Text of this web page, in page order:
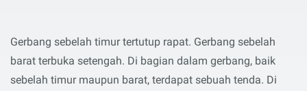
Gerbang sebelah timur tertutup rapat. Gerbang sebelah
barat terbuka setengah. Di bagian dalam gerbang, baik
sebelah timur maupun barat, terdapat sebuah tenda. Di